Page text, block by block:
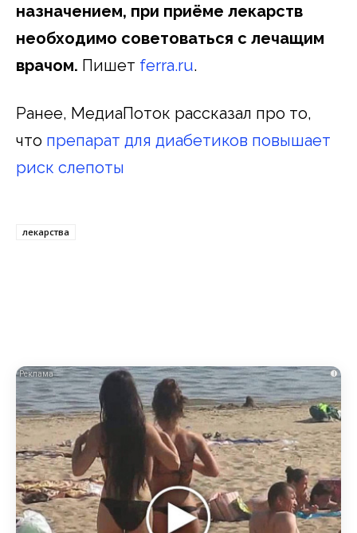
назначением, при приёме лекарств
необходимо советоваться с лечащим
врачом. Пишет ferra.ru.
Ранее, МедиаПоток рассказал про то,
что препарат для диабетиков повышает
риск слепоты
лекарства
i